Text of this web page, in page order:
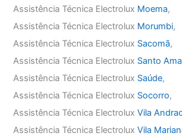
Assistência Técnica Electrolux Moema,
Assistência Técnica Electrolux Morumbi,
Assistência Técnica Electrolux Sacomã,
Assistência Técnica Electrolux Santo
Assistência Técnica Electrolux Saúde,
Assistência Técnica Electrolux Socorro,
Assistência Técnica ElectroluxVila
Assistência Técnica ElectroluxVila